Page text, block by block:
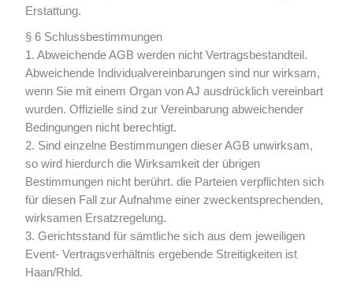
Erstattung.
§ 6 Schlussbestimmungen
1. Abweichende AGB werden nicht Vertragsbestandteil.
Abweichende Individualvereinbarungen sind nur wirksam,
wenn Sie mit einem Organ von AJ ausdrücklich vereinbart
wurden. Offizielle sind zur Vereinbarung abweichender
Bedingungen nicht berechtigt.
2. Sind einzelne Bestimmungen dieser AGB unwirksam,
so wird hierdurch die Wirksamkeit der übrigen
Bestimmungen nicht berührt. die Parteien verpflichten sich
für diesen Fall zur Aufnahme einer zweckentsprechenden,
wirksamen Ersatzregelung.
3. Gerichtsstand für sämtliche sich aus dem jeweiligen
Event- Vertragsverhältnis ergebende Streitigkeiten ist
Haan/Rhld.